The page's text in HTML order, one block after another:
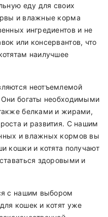
еду для своих
и влажные корма
ингредиентов и не
или консервантов, что
наилучшее
неотъемлемой
богаты необходимыми
белками и жирами,
и развития. С нашим
и влажных кормов вы
кошки и котята получают
здоровыми и
с нашим выбором
кошек и котят уже